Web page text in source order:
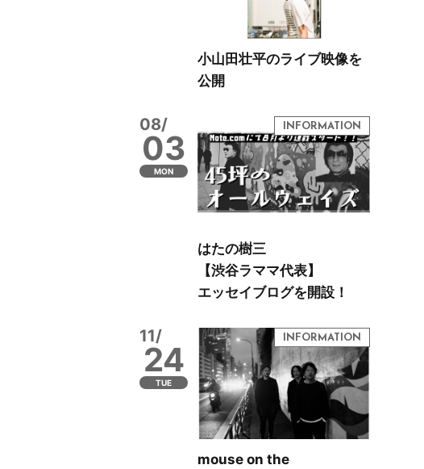
小山田壮平のライブ映像を
公開
08/
03
MON
はたの樹三
【渋谷ラママ代表】
エッセイブログを開設！
11/
24
TUE
mouse on the